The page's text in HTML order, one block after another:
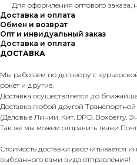
Для оформления оптового заказа,
Доставка и оплата
Обмен и возврат
Опт и инвидуальный заказ
Доставка и оплата
ДОСТАВКА
Мы работаем по договору с
рокет и другие.
Доставка осуществляется до
Доставка любой другой
(Деловые Линии, Кит, DPD, Boxberry.
Так же мы можем отправить ткани
Стоимость доставки рассчитывается
выбранного вами вида отправления!